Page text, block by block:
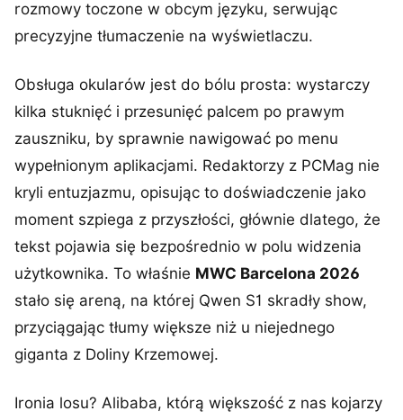
rozmowy toczone w obcym języku, serwując
precyzyjne tłumaczenie na wyświetlaczu.
Obsługa okularów jest do bólu prosta: wystarczy
kilka stuknięć i przesunięć palcem po prawym
zauszniku, by sprawnie nawigować po menu
wypełnionym aplikacjami. Redaktorzy z PCMag nie
kryli entuzjazmu, opisując to doświadczenie jako
moment szpiega z przyszłości, głównie dlatego, że
tekst pojawia się bezpośrednio w polu widzenia
użytkownika. To właśnie MWC Barcelona 2026
stało się areną, na której Qwen S1 skradły show,
przyciągając tłumy większe niż u niejednego
giganta z Doliny Krzemowej.
Ironia losu? Alibaba, którą większość z nas kojarzy